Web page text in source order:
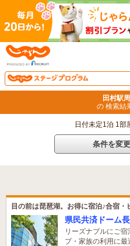
田村駅
の 検索結
日付未定1泊 1部
条件を変
目の前は琵琶湖。お得に宿泊♪合宿
県民共済ドーム
リーズナブルにご
プ・家族の利用に